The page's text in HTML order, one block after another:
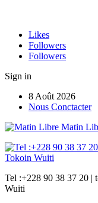
Likes
Followers
Followers
Sign in
8 Août 2026
Nous Conctacter
Matin
Tel :+228 90 38 37 20 |
Wuiti